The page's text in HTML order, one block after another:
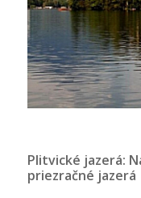
Plitvické jazerá:
priezračné jazerá